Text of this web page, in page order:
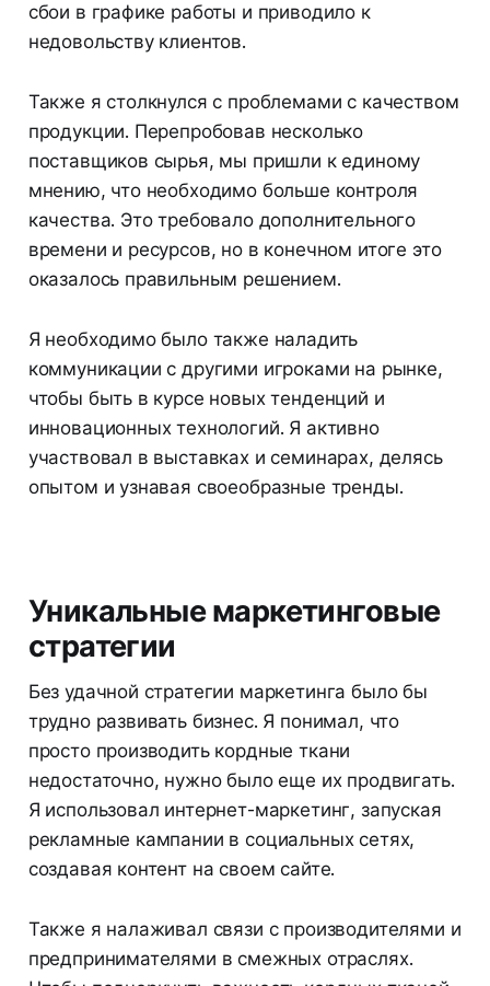
сбои в графике работы и приводило к
недовольству клиентов.
Также я столкнулся с проблемами с качеством
продукции. Перепробовав несколько
поставщиков сырья, мы пришли к единому
мнению, что необходимо больше контроля
качества. Это требовало дополнительного
времени и ресурсов, но в конечном итоге это
оказалось правильным решением.
Я необходимо было также наладить
коммуникации с другими игроками на рынке,
чтобы быть в курсе новых тенденций и
инновационных технологий. Я активно
участвовал в выставках и семинарах, делясь
опытом и узнавая своеобразные тренды.
Уникальные маркетинговые
стратегии
Без удачной стратегии маркетинга было бы
трудно развивать бизнес. Я понимал, что
просто производить кордные ткани
недостаточно, нужно было еще их продвигать.
Я использовал интернет-маркетинг, запуская
рекламные кампании в социальных сетях,
создавая контент на своем сайте.
Также я налаживал связи с производителями и
предпринимателями в смежных отраслях.